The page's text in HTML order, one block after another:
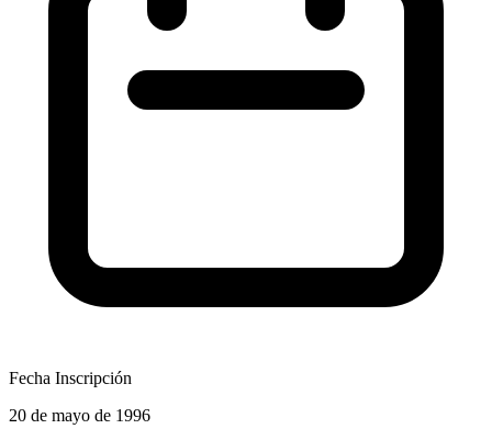
Fecha Inscripción
20 de mayo de 1996